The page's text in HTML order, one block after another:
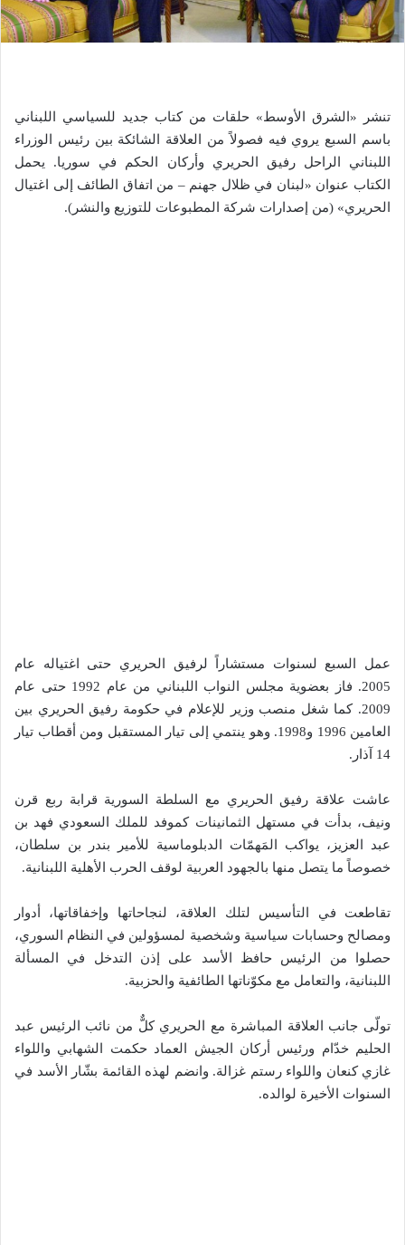
تنشر «الشرق الأوسط» حلقات من كتاب جديد للسياسي اللبناني
باسم السبع يروي فيه فصولاً من العلاقة الشائكة بين رئيس الوزراء
اللبناني الراحل رفيق الحريري وأركان الحكم في سوريا. يحمل
الكتاب عنوان «لبنان في ظلال جهنم – من اتفاق الطائف إلى اغتيال
الحريري» (من إصدارات شركة المطبوعات للتوزيع والنشر).
عمل السبع لسنوات مستشاراً لرفيق الحريري حتى اغتياله عام
2005. فاز بعضوية مجلس النواب اللبناني من عام 1992 حتى عام
2009. كما شغل منصب وزير للإعلام في حكومة رفيق الحريري بين
العامين 1996 و1998. وهو ينتمي إلى تيار المستقبل ومن أقطاب تيار
14 آذار.
عاشت علاقة رفيق الحريري مع السلطة السورية قرابة ربع قرن
ونيف، بدأت في مستهل الثمانينات كموفد للملك السعودي فهد بن
عبد العزيز، يواكب المَهمّات الدبلوماسية للأمير بندر بن سلطان،
خصوصاً ما يتصل منها بالجهود العربية لوقف الحرب الأهلية اللبنانية.
تقاطعت في التأسيس لتلك العلاقة، لنجاحاتها وإخفاقاتها، أدوار
ومصالح وحسابات سياسية وشخصية لمسؤولين في النظام السوري،
حصلوا من الرئيس حافظ الأسد على إذن التدخل في المسألة
اللبنانية، والتعامل مع مكوّناتها الطائفية والحزبية.
تولّى جانب العلاقة المباشرة مع الحريري كلٌّ من نائب الرئيس عبد
الحليم خدّام ورئيس أركان الجيش العماد حكمت الشهابي واللواء
غازي كنعان واللواء رستم غزالة. وانضم لهذه القائمة بشّار الأسد في
السنوات الأخيرة لوالده.